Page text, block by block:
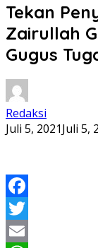
Tekan
Zairullah
Gugus
Redaksi
Juli 5, 2021Juli 5,
Facebook
Twitter